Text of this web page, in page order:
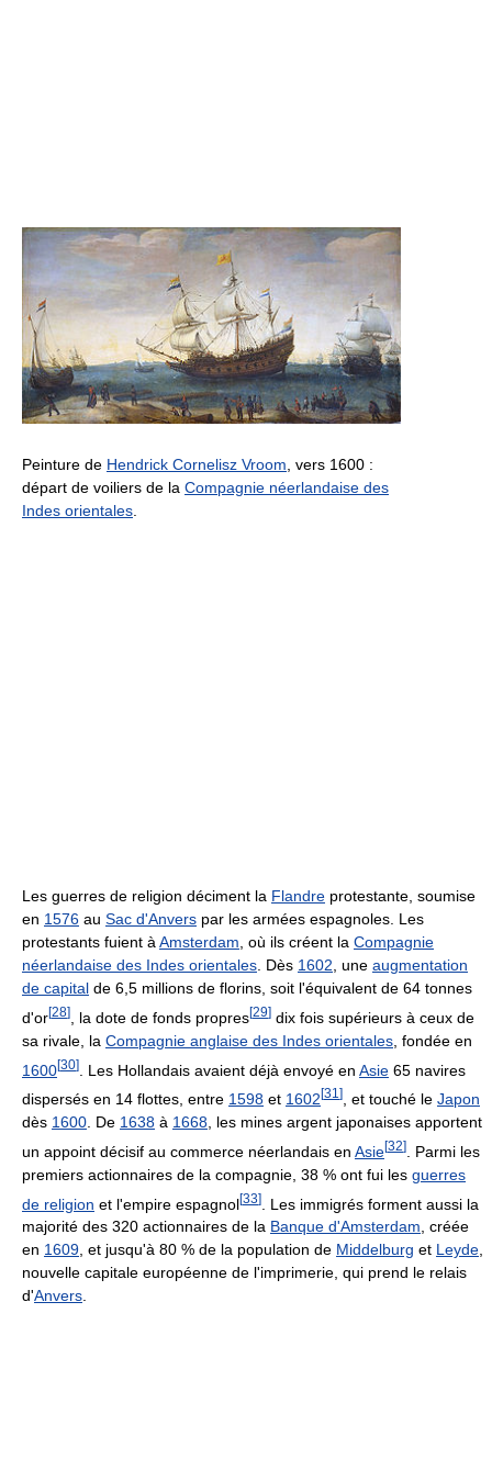
Peinture de Hendrick Cornelisz Vroom , vers 1600 :
départ de voiliers de la Compagnie néerlandaise des
Indes orientales
Les guerres de religion déciment la Flandre protestante, soumise
en 1576 au Sac d'Anvers par les armées espagnoles. Les
protestants fuient à Amsterdam , où ils créent la Compagnie
néerlandaise des Indes orientales . Dès 1602 , une augmentation
de capital de 6,5 millions de florins, soit l'équivalent de 64 tonnes
d'or[28] , la dote de fonds propres[29] dix fois supérieurs à ceux de
sa rivale, la Compagnie anglaise des Indes orientales , fondée en
1600[30] . Les Hollandais avaient déjà envoyé en Asie 65 navires
dispersés en 14 flottes, entre 1598 et 1602 [31 ] , et touché le Japon
dès 1600 . De 1638 à 1668 , les mines argent japonaises apportent
un appoint décisif au commerce néerlandais en Asie[32]
. Parmi les
premiers actionnaires de la compagnie, 38 % ont fui les guerres
de religion et l'empire espagnol[33]
. Les immigrés forment aussi la
majorité des 320 actionnaires de la Banque d'Amsterdam , créée
en 1609 , et jusqu'à 80 % de la population de Middelburg et Leyde
nouvelle capitale européenne de l'imprimerie, qui prend le relais
d'Anvers